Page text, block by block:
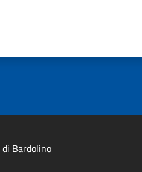
di Bardolino